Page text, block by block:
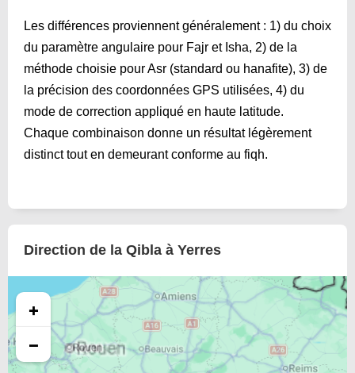
Les différences proviennent généralement : 1) du choix
du paramètre angulaire pour Fajr et Isha, 2) de la
méthode choisie pour Asr (standard ou hanafite), 3) de
la précision des coordonnées GPS utilisées, 4) du
mode de correction appliqué en haute latitude.
Chaque combinaison donne un résultat légèrement
distinct tout en demeurant conforme au fiqh.
Direction de la Qibla à Yerres
+
−